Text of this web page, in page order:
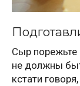
Сыр порежьте
не должны
кстати